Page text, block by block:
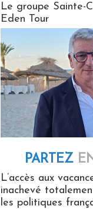
Le groupe Sainte-
Eden Tour
PARTEZ
L’accès aux
inachevé
les politiques